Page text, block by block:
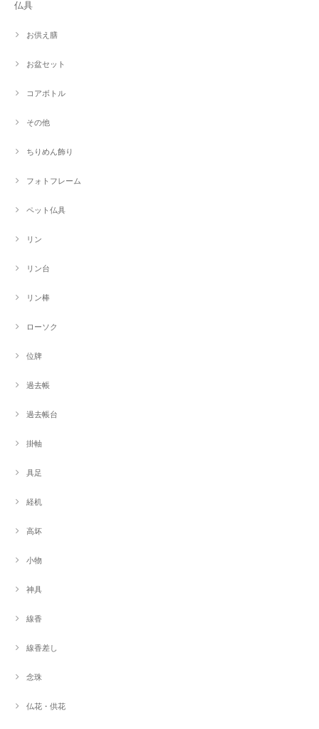
仏具
お供え膳
お盆セット
コアボトル
その他
ちりめん飾り
フォトフレーム
ペット仏具
リン
リン台
リン棒
ローソク
位牌
過去帳
過去帳台
掛軸
具足
経机
高坏
小物
神具
線香
線香差し
念珠
仏花・供花